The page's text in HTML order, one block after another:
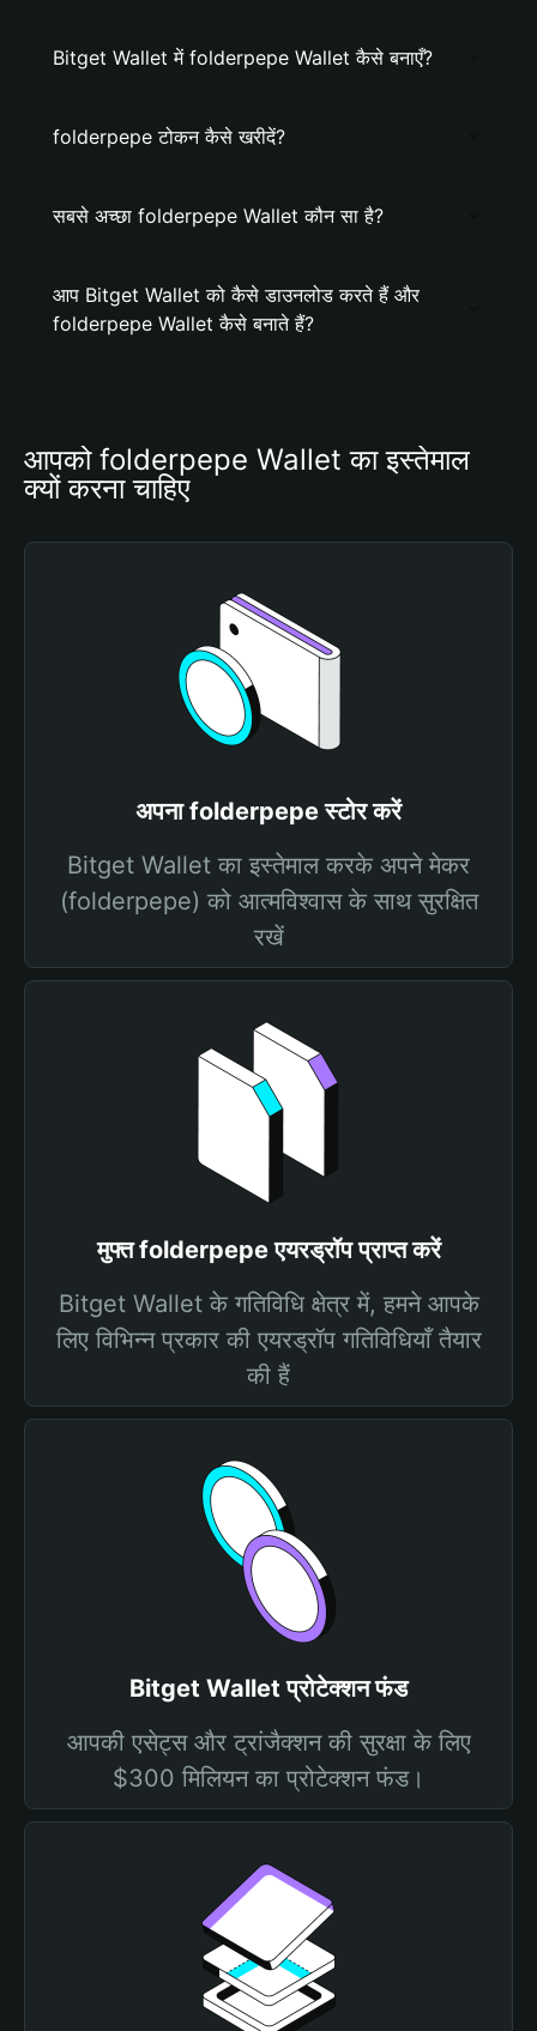
Bitget Wallet में folderpepe Wallet कैसे बनाएँ?
folderpepe टोकन कैसे खरीदें?
सबसे अच्छा folderpepe Wallet कौन सा है?
आप Bitget Wallet को कैसे डाउनलोड करते हैं और
folderpepe Wallet कैसे बनाते हैं?
आपको folderpepe Wallet का इस्तेमाल
क्यों करना चाहिए
अपना folderpepe स्टोर करें
Bitget Wallet का इस्तेमाल करके अपने मेकर
(folderpepe) को आत्मविश्वास के साथ सुरक्षित
रखें
मुफ्त folderpepe एयरड्रॉप प्राप्त करें
Bitget Wallet के गतिविधि क्षेत्र में, हमने आपके
लिए विभिन्न प्रकार की एयरड्रॉप गतिविधियाँ तैयार
की हैं
Bitget Wallet प्रोटेक्शन फंड
आपकी एसेट्स और ट्रांजैक्शन की सुरक्षा के लिए
$300 मिलियन का प्रोटेक्शन फंड।